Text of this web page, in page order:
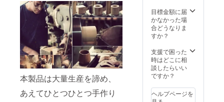
本製品は大量生産を諦め、
あえてひとつひとつ手作り
し
■AMAH
AGAN
販売価
格5400
円 名
称：ウ
キー 原
ている
都合
上、一
部の支
への発
送が遅
れる場
合がご
す。予
めご了
目標金額に届
かなかった場
合どうなりま
すか？
支援で困った
時はどこに相
談したらいい
ですか？
ヘルプページを